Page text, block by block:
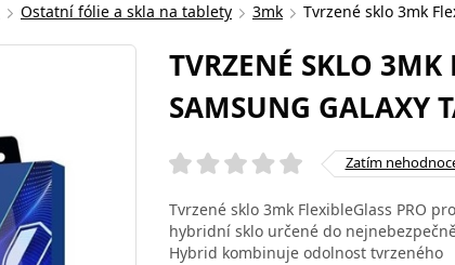
Ostatní fólie a skla na tablety 3mk Tvrzené sklo 3mk
TVRZENÉ SKLO 3MK
SAMSUNG GALAXY
Zatím
Tvrzené sklo 3mk FlexibleGlass PRO
hybridní sklo určené do
Hybrid kombinuje odolnost tvrzeného